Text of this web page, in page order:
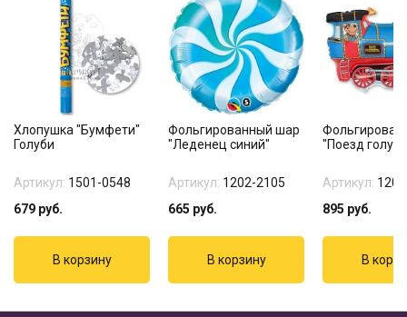
Хлопушка "Бумфети"
Голуби
Артикул: 1501-0548
679 руб.
Фольгированный шар
"Леденец синий"
Артикул: 1202-2105
665 руб.
"Поезд
Артикул:
895 руб.